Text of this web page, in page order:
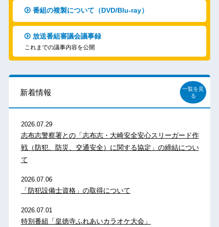
番組の複製について（DVD/Blu-ray）
放送番組審議会議事録
これまでの議事内容を公開
新着情報
一覧を見
る
2026.07.29
志布志警察署との「志布志・大崎安全安心スリーガード作
戦（防犯、防災、交通安全）に関する協定」の締結につい
て
2026.07.06
「防犯設備士資格」の取得について
2026.07.01
特別番組「皇徳寺ふれあいカラオケ大会」